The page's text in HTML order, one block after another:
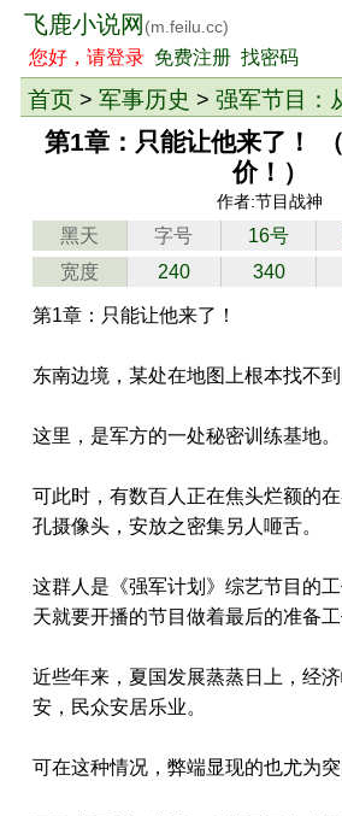
飞鹿小说网 (m.feilu.cc)
您好，请登录 免费注册 找密码
首页 > 军事历史 > 强军节目：
大将！> 章节
第1章：只能让他来了！
价！）
作者:节目战神
黑天 字号 16号
宽度
240 340
第1章：只能让他来了！
东南边境，某处在地图上根本找不到
这里，是军方的一处秘密训练基地。
可此时，有数百人正在焦头烂额的
孔摄像头，安放之密集另人咂舌。
这群人是《强军计划》综艺节目的
天就要开播的节目做着最后的准备工
近些年来，夏国发展蒸蒸日上，经
安，民众安居乐业。
可在这种情况，弊端显现的也尤为突